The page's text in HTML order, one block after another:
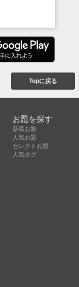
Topに戻る
お題を探す
新着お題
人気お題
セレクトお題
人気タグ